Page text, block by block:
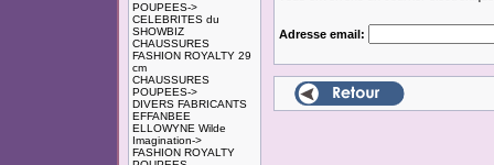
POUPEES->
CELEBRITES du
SHOWBIZ
CHAUSSURES
FASHION ROYALTY 29
cm
CHAUSSURES
POUPEES->
DIVERS FABRICANTS
EFFANBEE
ELLOWYNE Wilde
Imagination->
FASHION ROYALTY
Adresse email: